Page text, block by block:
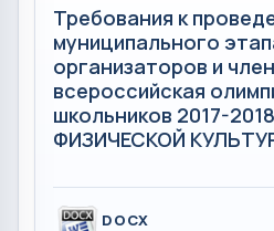
Требования к
муниципального
организаторов и
всероссийская
школьников 2017-
ФИЗИЧЕСКОЙ
DOCX